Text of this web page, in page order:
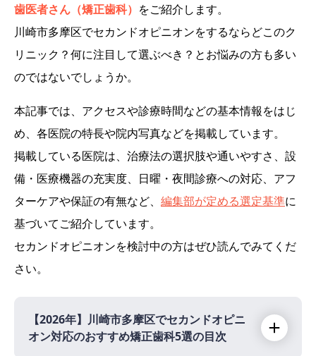
歯医者さん（矯正歯科） をご紹介します。
川崎市多摩区でセカンドオピニオンをするならどこのク
リニック？何に注目して選ぶべき？とお悩みの方も多い
のではないでしょうか。
本記事では、アクセスや診療時間などの基本情報をはじ
め、各医院の特長や院内写真などを掲載しています。
掲載している医院は、治療法の選択肢や通いやすさ、設
備・医療機器の充実度、日曜・夜間診療への対応、アフ
ターケアや保証の有無など、 編集部が定める選定基準に
基づいてご紹介しています。
セカンドオピニオンを検討中の方はぜひ読んでみてくだ
さい。
【2026年】 川崎市多摩区でセカンドオピニ
オン対応のおすすめ矯正歯科5選の目次